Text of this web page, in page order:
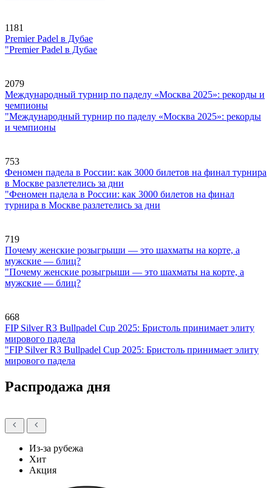
1181
Premier Padel в Дубае
"Premier Padel в Дубае
2079
Международный турнир по паделу «Москва 2025»: рекорды и
чемпионы
"Международный турнир по паделу «Москва 2025»: рекорды
и чемпионы
753
Феномен падела в России: как 3000 билетов на финал турнира
в Москве разлетелись за дни
"Феномен падела в России: как 3000 билетов на финал
турнира в Москве разлетелись за дни
719
Почему женские розыгрыши — это шахматы на корте, а
мужские — блиц?
"Почему женские розыгрыши — это шахматы на корте, а
мужские — блиц?
668
FIP Silver R3 Bullpadel Cup 2025: Бристоль принимает элиту
мирового падела
"FIP Silver R3 Bullpadel Cup 2025: Бристоль принимает элиту
мирового падела
Распродажа дня
Из-за рубежа
Хит
Акция